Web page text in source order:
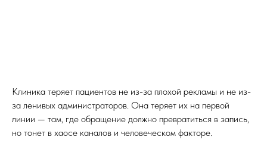
Клиника теряет пациентов не из-за плохой рекламы и не из-
за ленивых администраторов. Она теряет их на первой
линии — там, где обращение должно превратиться в запись,
но тонет в хаосе каналов и человеческом факторе.